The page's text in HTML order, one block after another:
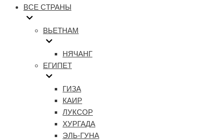
ВСЕ СТРАНЫ
ВЬЕТНАМ
НЯЧАНГ
ЕГИПЕТ
ГИЗА
КАИР
ЛУКСОР
ХУРГАДА
ЭЛЬ-ГУНА